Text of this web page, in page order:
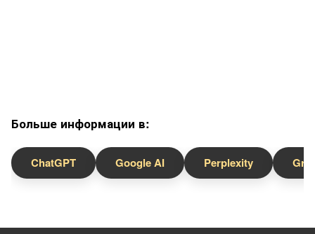
Больше информации в:
ChatGPT Google AI Perplexity